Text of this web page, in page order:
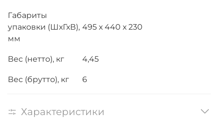
Габариты
упаковки (ШхГхВ),
мм
495 х 440 х 230
Вес (нетто), кг 4,45
Вес (брутто), кг 6
Характеристики